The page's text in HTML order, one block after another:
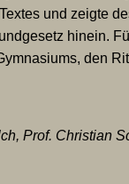
und zeigte
hinein.
den
Prof. Christian